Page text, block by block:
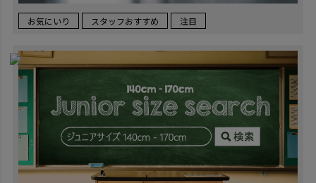
お気にいり スタッフおすすめ 注目